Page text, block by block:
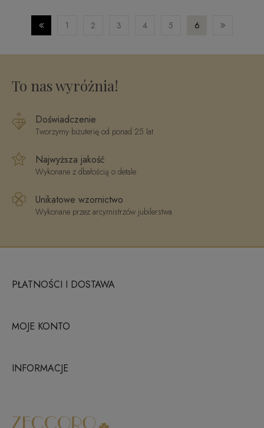
1 2 3 4 5 6
To nas wyróżnia!
Doświadczenie
Tworzymy biżuterię od ponad 25 lat
Najwyższa jakość
Wykonane z dbałością o detale
Unikatowe wzornictwo
Wykonane przez arcymistrzów jubilerstwa
PŁATNOŚCI I DOSTAWA
MOJE KONTO
INFORMACJE